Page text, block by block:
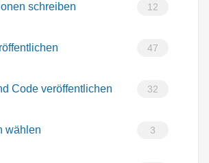
schreiben 12
47
Code veröffentlichen 32
wählen 3